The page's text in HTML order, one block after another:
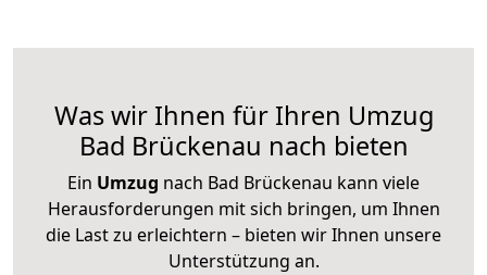
Was wir Ihnen für Ihren Umzug
Bad Brückenau nach bieten
Ein Umzug nach Bad Brückenau kann viele
Herausforderungen mit sich bringen, um Ihnen
die Last zu erleichtern – bieten wir Ihnen unsere
Unterstützung an.